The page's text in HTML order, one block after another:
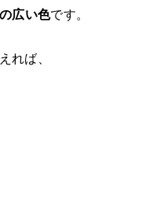
広い色です。
れば、